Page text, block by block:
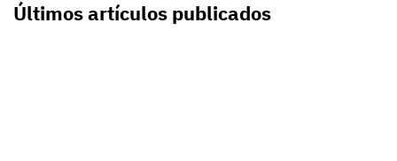
Últimos artículos publicados